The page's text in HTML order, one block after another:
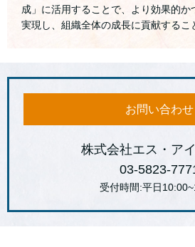
成」に活用することで、より効果的か
実現し、組織全体の成長に貢献するこ
お問い合わせ
株式会社エス・ア
03-5823-
受付時間:平日